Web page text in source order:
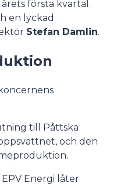
första kvartal.
en lyckad
Stefan Damlin.
till Påttska
och den
Energi låter